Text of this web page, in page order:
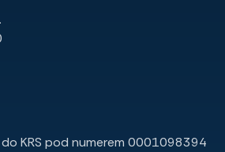
KRS pod numerem 0001098394